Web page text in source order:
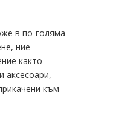
в по-голяма
ние
както
аксесоари,
към